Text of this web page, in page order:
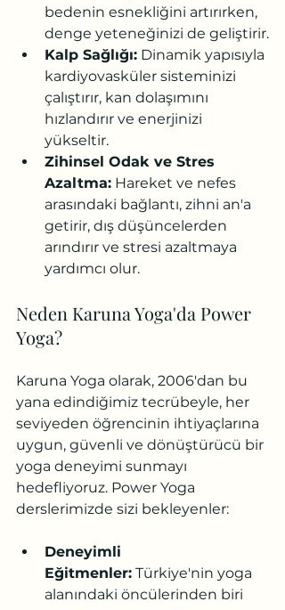
bedenin esnekliğini artırırken,
denge yeteneğinizi de geliştirir.
Kalp Sağlığı: Dinamik yapısıyla
kardiyovasküler sisteminizi
çalıştırır, kan dolaşımını
hızlandırır ve enerjinizi
yükseltir.
Zihinsel Odak ve Stres
Azaltma: Hareket ve nefes
arasındaki bağlantı, zihni an'a
getirir, dış düşüncelerden
arındırır ve stresi azaltmaya
yardımcı olur.
Neden Karuna Yoga'da Power
Yoga?
Karuna Yoga olarak, 2006'dan bu
yana edindiğimiz tecrübeyle, her
seviyeden öğrencinin ihtiyaçlarına
uygun, güvenli ve dönüştürücü bir
yoga deneyimi sunmayı
hedefliyoruz. Power Yoga
derslerimizde sizi bekleyenler:
Deneyimli
Eğitmenler: Türkiye'nin yoga
alanındaki öncülerinden biri